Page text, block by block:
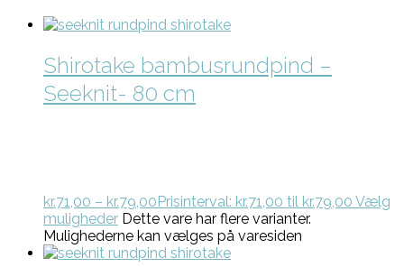
Shirotake bambusrundpind –
Seeknit- 80 cm
kr.71,00 – kr.79,00Prisinterval: kr.71,00 til kr.79,00 Vælg
muligheder Dette vare har flere varianter.
Mulighederne kan vælges på varesiden